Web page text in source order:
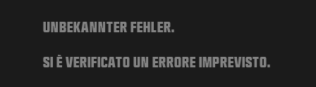
ESPORTS
UNBEKANNTER FEHLER.
SI È VERIFICATO UN ERRORE IMPREVISTO.